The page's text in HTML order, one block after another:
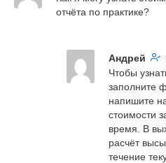
отчёта по практике?
Андрей
Чтобы
заполните
напишите
стоимости
время. В
расчёт
течение